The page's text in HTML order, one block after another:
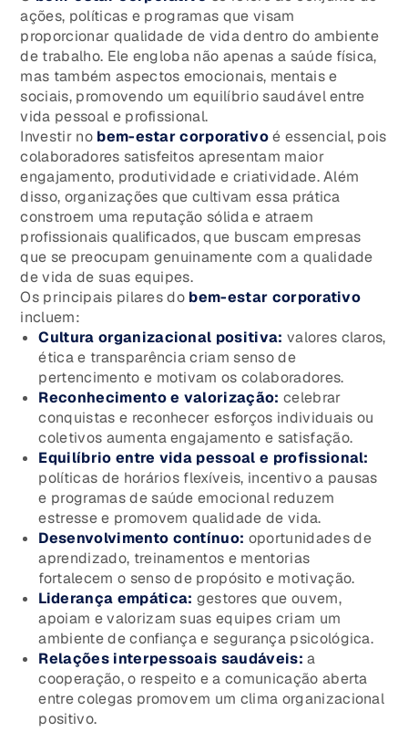
ações, políticas e programas que visam
proporcionar qualidade de vida dentro do ambiente
de trabalho. Ele engloba não apenas a saúde física,
mas também aspectos emocionais, mentais e
sociais, promovendo um equilíbrio saudável entre
vida pessoal e profissional.
Investir no bem-estar corporativoé essencial, pois
colaboradores satisfeitos apresentam maior
engajamento, produtividade e criatividade. Além
disso, organizações que cultivam essa prática
constroem uma reputação sólida e atraem
profissionais qualificados, que buscam empresas
que se preocupam genuinamente com a qualidade
de vida de suas equipes.
Os principais pilares do bem-estar corporativo
incluem:
Cultura organizacional positiva: valores claros,
ética e transparência criam senso de
pertencimento e motivam os colaboradores.
Reconhecimento e valorização: celebrar
conquistas e reconhecer esforços individuais ou
coletivos aumenta engajamento e satisfação.
Equilíbrio entre vida pessoal e profissional:
políticas de horários flexíveis, incentivo a pausas
e programas de saúde emocional reduzem
estresse e promovem qualidade de vida.
Desenvolvimento contínuo: oportunidades de
aprendizado, treinamentos e mentorias
fortalecem o senso de propósito e motivação.
Liderança empática: gestores que ouvem,
apoiam e valorizam suas equipes criam um
ambiente de confiança e segurança psicológica.
Relações interpessoais saudáveis: a
cooperação, o respeito e a comunicação aberta
entre colegas promovem um clima organizacional
positivo.